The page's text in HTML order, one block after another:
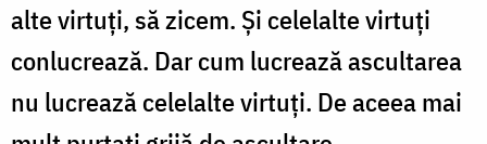
alte virtuți, să zicem. Și celelalte virtuți
conlucrează. Dar cum lucrează ascultarea
nu lucrează celelalte virtuți. De aceea mai